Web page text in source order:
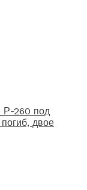
Р-260 под
двое